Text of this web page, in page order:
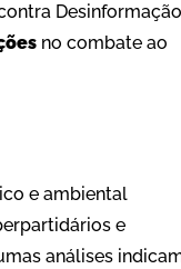
Desinformação
no combate ao
e ambiental
e
análises